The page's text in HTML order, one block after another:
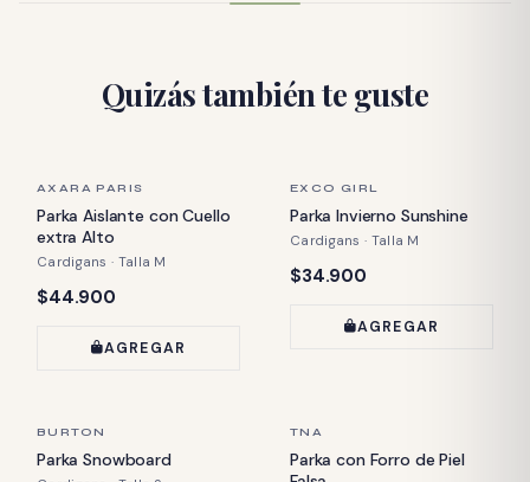
Quizás también te guste
ÚLTIMA PIEZA
AXARA PARIS
Parka Aislante con Cuello
extra Alto
Cardigans · Talla M
Precio:
$44.900
AGREGAR
ÚLTIMA PIEZA
EXCO GIRL
Parka Invierno Sunshine
Cardigans · Talla M
Precio:
$34.900
AGREGAR
ÚLTIMA PIEZA
BURTON
Parka Snowboard
ÚLTIMA PIEZA
TNA
Parka con Forro de Piel